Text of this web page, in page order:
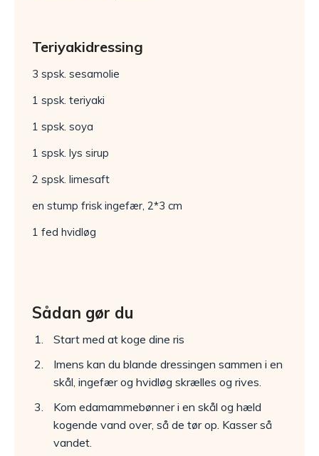
Teriyakidressing
3 spsk. sesamolie
1 spsk. teriyaki
1 spsk. soya
1 spsk. lys sirup
2 spsk. limesaft
en stump frisk ingefær, 2*3 cm
1 fed hvidløg
Sådan gør du
Start med at koge dine ris
Imens kan du blande dressingen sammen i en
skål, ingefær og hvidløg skrælles og rives.
Kom edamammebønner i en skål og hæld
kogende vand over, så de tør op. Kasser så
vandet.